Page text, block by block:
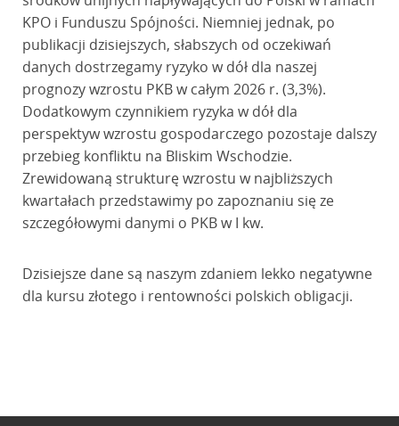
KPO i Funduszu Spójności. Niemniej jednak, po
publikacji dzisiejszych, słabszych od oczekiwań
danych dostrzegamy ryzyko w dół dla naszej
prognozy wzrostu PKB w całym 2026 r. (3,3%).
Dodatkowym czynnikiem ryzyka w dół dla
perspektyw wzrostu gospodarczego pozostaje dalszy
przebieg konfliktu na Bliskim Wschodzie.
Zrewidowaną strukturę wzrostu w najbliższych
kwartałach przedstawimy po zapoznaniu się ze
szczegółowymi danymi o PKB w I kw.
Dzisiejsze dane są naszym zdaniem lekko negatywne
dla kursu złotego i rentowności polskich obligacji.